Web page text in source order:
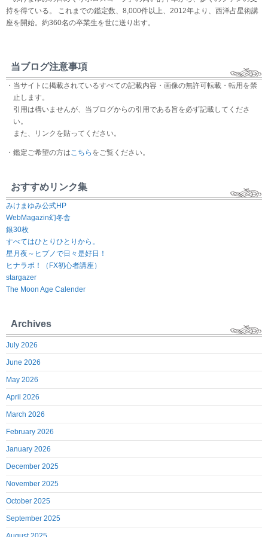
持を得ている。 これまでの鑑定数、8,000件以上、2012年より、西洋占星術講
座を開始。約360名の卒業生を世に送り出す。
当ブログ注意事項
・当サイトに掲載されているすべての記載内容・画像の無許可転載・転用を禁
止します。
引用は構いませんが、当ブログからの引用である旨を必ず記載してくださ
い。
また、リンクを貼ってください。
・鑑定ご希望の方はこちら をご覧ください。
おすすめリンク集
みけまゆみ公式HP
WebMagazin幻冬舎
銀30枚
すべてはひとりひとりから。
星月夜～ヒプノで日々是好日！
ヒナラボ！（FX初心者講座）
stargazer
The Moon Age Calender
Archives
July 2026
June 2026
May 2026
April 2026
March 2026
February 2026
January 2026
December 2025
November 2025
October 2025
September 2025